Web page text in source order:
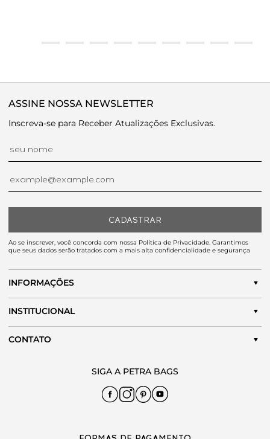
ASSINE NOSSA NEWSLETTER
Inscreva-se para Receber Atualizações Exclusivas.
CADASTRAR
Ao se inscrever, você concorda com nossa Política de Privacidade. Garantimos
que seus dados serão tratados com a mais alta confidencialidade e segurança
INFORMAÇÕES
INSTITUCIONAL
CONTATO